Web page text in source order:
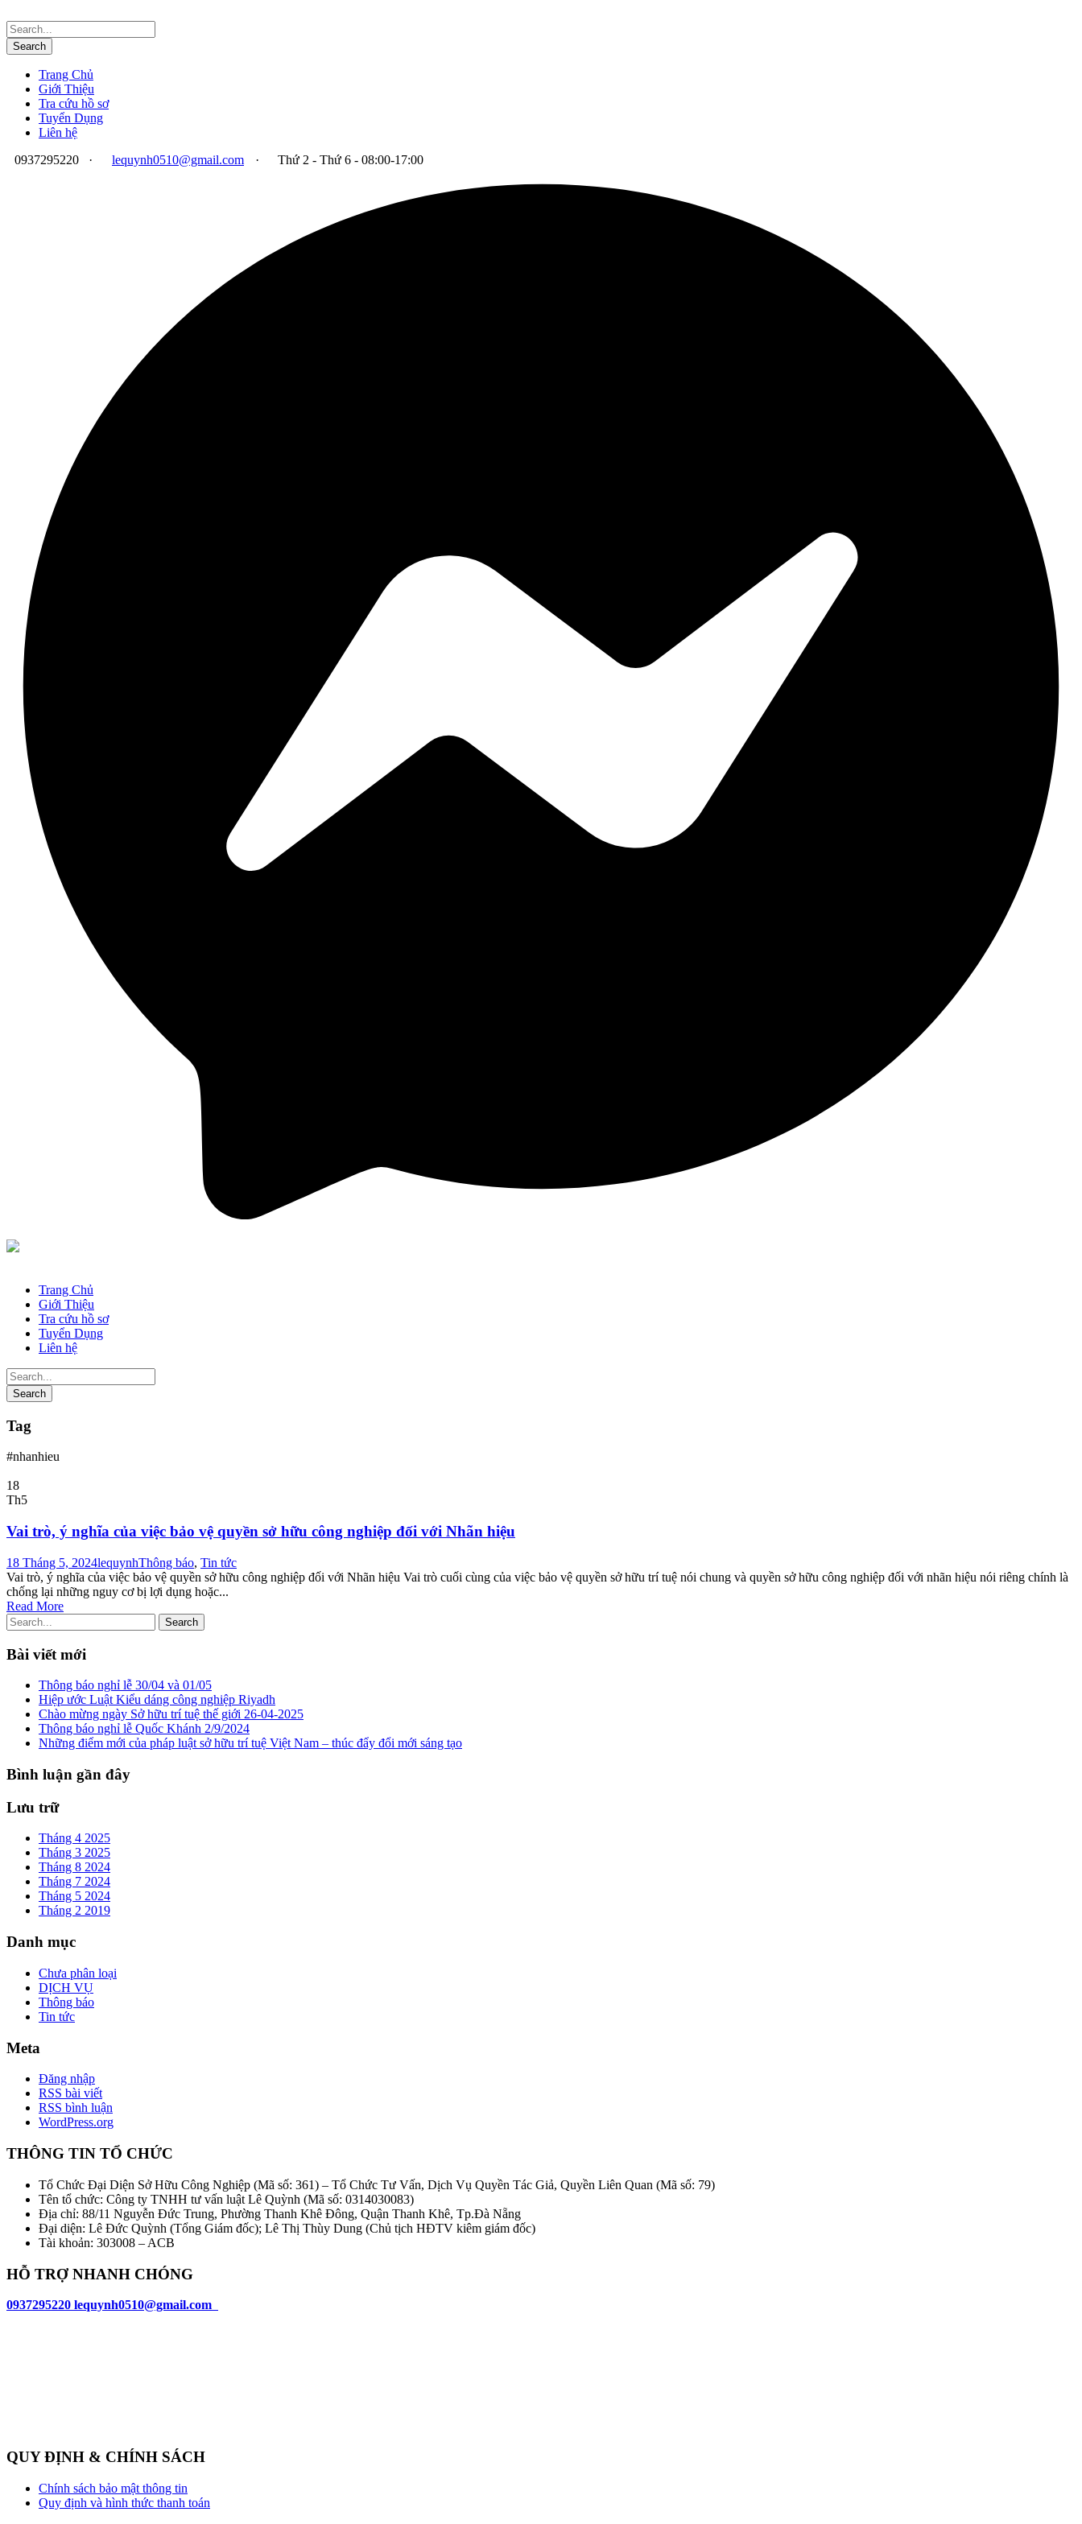
Trang Chủ
Giới Thiệu
Tra cứu hồ sơ
Tuyển Dụng
Liên hệ
0937295220
· lequynh0510@gmail.com · Thứ 2 - Thứ 6 - 08:00-17:00
Trang Chủ
Giới Thiệu
Tra cứu hồ sơ
Tuyển Dụng
Liên hệ
Tag
#nhanhieu
18
Th5
Vai trò, ý nghĩa của việc bảo vệ quyền sở hữu công nghiệp đối với Nhãn hiệu
18 Tháng 5, 2024lequynhThông báo, Tin tức
Vai trò, ý nghĩa của việc bảo vệ quyền sở hữu công nghiệp đối với Nhãn hiệu Vai trò cuối cùng của việc bảo vệ quyền sở hữu trí tuệ nói chung và quyền sở hữu công nghiệp đối với nhãn hiệu nói riêng chính là
chống lại những nguy cơ bị lợi dụng hoặc...
Read More
Bài viết mới
Thông báo nghỉ lễ 30/04 và 01/05
Hiệp ước Luật Kiểu dáng công nghiệp Riyadh
Chào mừng ngày Sở hữu trí tuệ thế giới 26-04-2025
Thông báo nghỉ lễ Quốc Khánh 2/9/2024
Những điểm mới của pháp luật sở hữu trí tuệ Việt Nam – thúc đẩy đổi mới sáng tạo
Bình luận gần đây
Lưu trữ
Tháng 4 2025
Tháng 3 2025
Tháng 8 2024
Tháng 7 2024
Tháng 5 2024
Tháng 2 2019
Danh mục
Chưa phân loại
DỊCH VỤ
Thông báo
Tin tức
Meta
Đăng nhập
RSS bài viết
RSS bình luận
WordPress.org
THÔNG TIN TỔ CHỨC
Tổ Chức Đại Diện Sở Hữu Công Nghiệp (Mã số: 361) – Tổ Chức Tư Vấn, Dịch Vụ Quyền Tác Giả, Quyền Liên Quan (Mã số: 79)
Tên tổ chức: Công ty TNHH tư vấn luật Lê Quỳnh (Mã số: 0314030083)
Địa chỉ: 88/11 Nguyễn Đức Trung, Phường Thanh Khê Đông, Quận Thanh Khê, Tp.Đà Nẵng
Đại diện: Lê Đức Quỳnh (Tổng Giám đốc); Lê Thị Thùy Dung (Chủ tịch HĐTV kiêm giám đốc)
Tài khoản: 303008 – ACB
HỖ TRỢ NHANH CHÓNG
0937295220 lequynh0510@gmail.com
QUY ĐỊNH & CHÍNH SÁCH
Chính sách bảo mật thông tin
Quy định và hình thức thanh toán